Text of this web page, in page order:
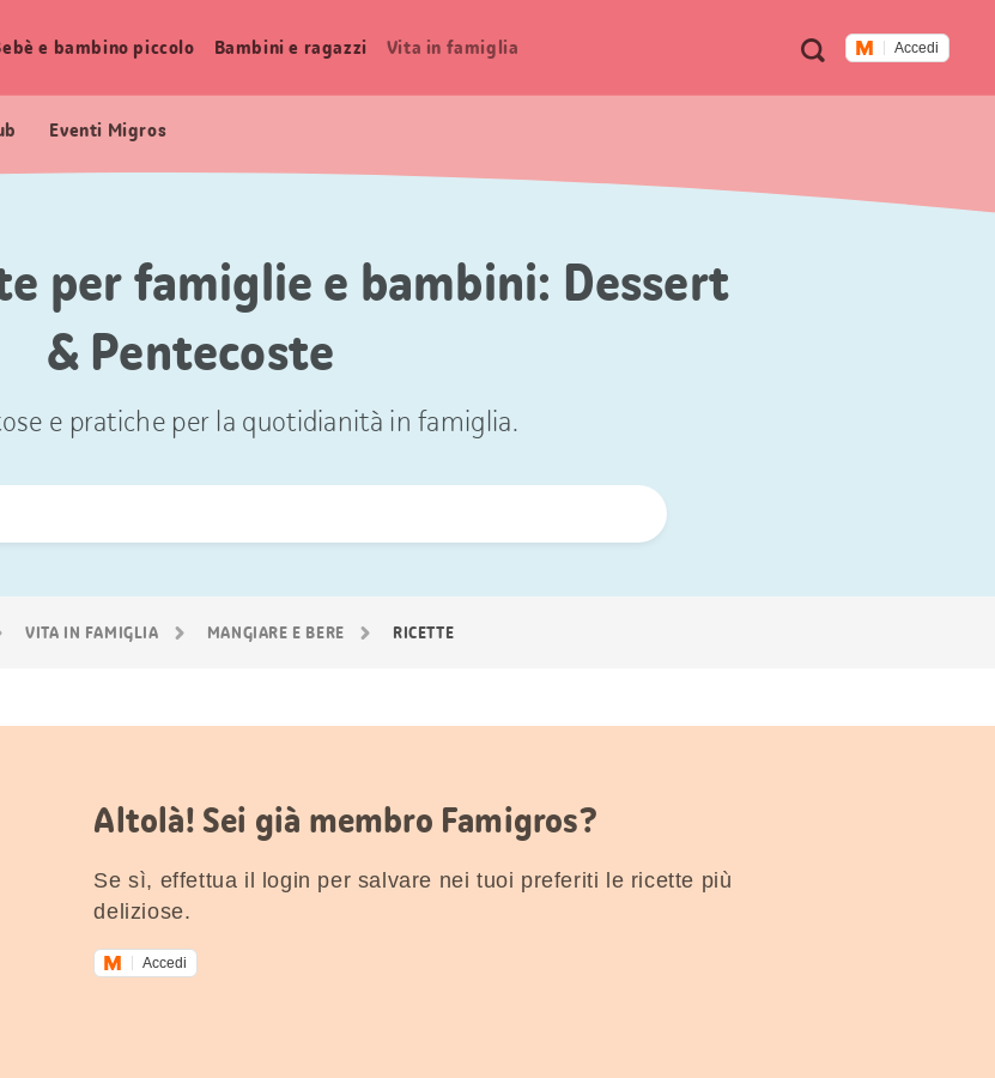
Metanavigazione
Ricerca Accedi
e bambino piccolo Bambini e ragazzi Vita in famiglia
Eventi Migros
per famiglie e bambini: Dessert
& Pentecoste
e pratiche per la quotidianità in famiglia.
VITA IN FAMIGLIA MANGIARE E BERE RICETTE
Altolà! Sei già membro Famigros?
Se sì, effettua il login per salvare nei tuoi preferiti le ricette più
deliziose.
Accedi